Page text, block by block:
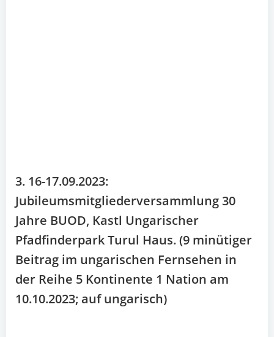
3. 16-17.09.2023:
Jubileumsmitgliederversammlung 30
Jahre BUOD, Kastl Ungarischer
Pfadfinderpark Turul Haus. (9 minütiger
Beitrag im ungarischen Fernsehen in
der Reihe 5 Kontinente 1 Nation am
10.10.2023; auf ungarisch)